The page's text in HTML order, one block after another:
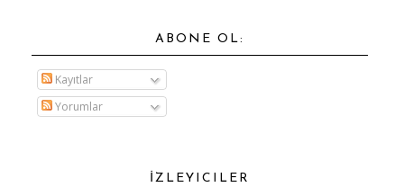
ABONE OL:
Kayıtlar
Yorumlar
İZLEYICILER